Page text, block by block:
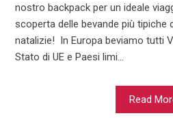
nostro backpack per un ideale
scoperta delle bevande più tipiche
natalizie! In Europa beviamo tutti
Stato di UE e Paesi limi...
Read